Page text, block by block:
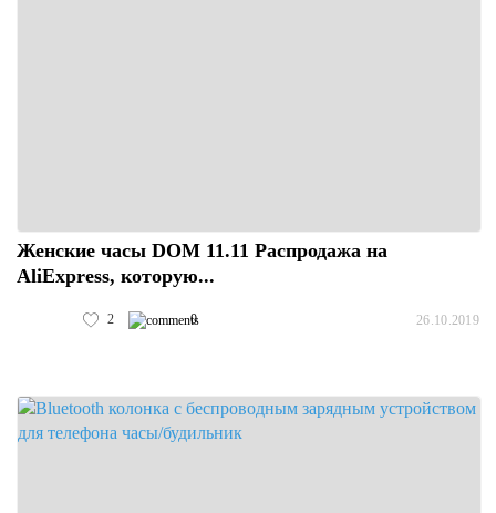
Женские часы DOM 11.11 Распродажа на
AliExpress, которую...
2 0 26.10.2019